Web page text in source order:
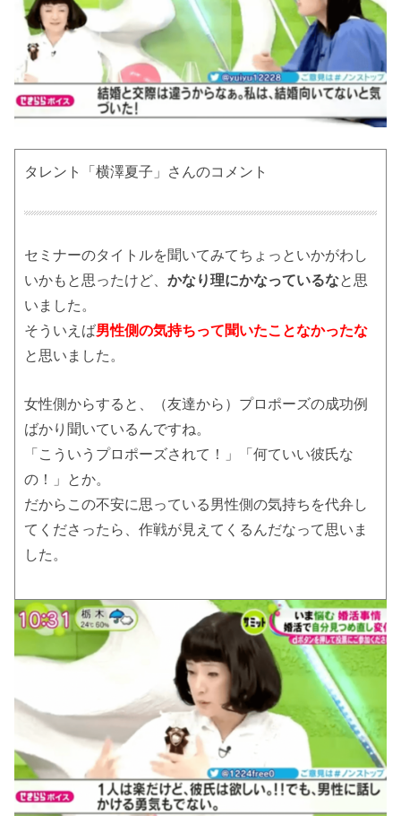
タレント「横澤夏子」さんのコメント
セミナーのタイトルを聞いてみてちょっといかがわし
いかもと思ったけど、かなり理にかなっているなと思
いました。
そういえば男性側の気持ちって聞いたことなかったな
と思いました。
女性側からすると、（友達から）プロポーズの成功例
ばかり聞いているんですね。
「こういうプロポーズされて！」「何ていい彼氏な
の！」とか。
だからこの不安に思っている男性側の気持ちを代弁し
てくださったら、作戦が見えてくるんだなって思いま
した。